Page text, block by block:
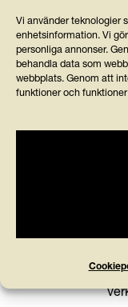
Vi använder teknologier
enhetsinformation. Vi
personliga annonser.
behandla data som
webbplats. Genom att
funktioner och
Stiftelsen
90-konto